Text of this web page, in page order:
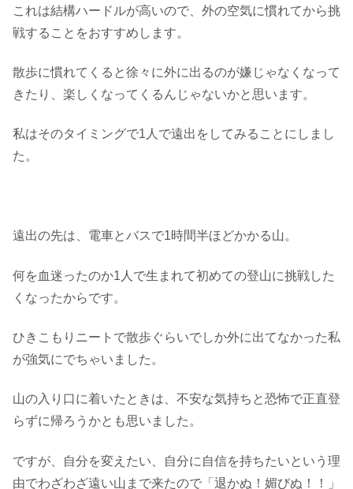
これは結構ハードルが高いので、外の空気に慣れてから挑
戦することをおすすめします。
散歩に慣れてくると徐々に外に出るのが嫌じゃなくなって
きたり、楽しくなってくるんじゃないかと思います。
私はそのタイミングで1人で遠出をしてみることにしまし
た。
遠出の先は、電車とバスで1時間半ほどかかる山。
何を血迷ったのか1人で生まれて初めての登山に挑戦した
くなったからです。
ひきこもりニートで散歩ぐらいでしか外に出てなかった私
が強気にでちゃいました。
山の入り口に着いたときは、不安な気持ちと恐怖で正直登
らずに帰ろうかとも思いました。
ですが、自分を変えたい、自分に自信を持ちたいという理
由でわざわざ遠い山まで来たので「退かぬ！媚びぬ！！」